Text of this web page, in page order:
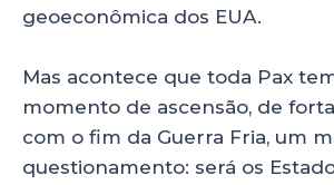
geoeconômica dos EUA.
Mas acontece que toda Pax
momento de ascensão, de
com o fim da Guerra Fria, um
questionamento: será os